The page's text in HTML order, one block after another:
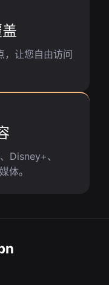
让您自由访问
Disney+、
体。